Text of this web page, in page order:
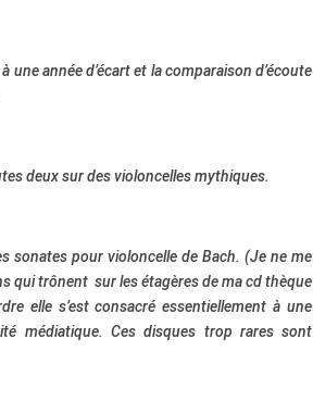
une année d’écart et la comparaison d’écoute
deux sur des violoncelles mythiques.
sonates pour violoncelle de Bach. (Je ne me
qui trônent sur les étagères de ma cd thèque
elle s’est consacré essentiellement à une
médiatique. Ces disques trop rares sont